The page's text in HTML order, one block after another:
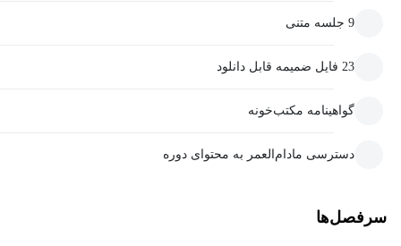
9 جلسه متنی
23 فایل ضمیمه قابل دانلود
گواهینامه مکتب‌خونه
دسترسی مادام‌العمر به محتوای دوره
سرفصل‌ها